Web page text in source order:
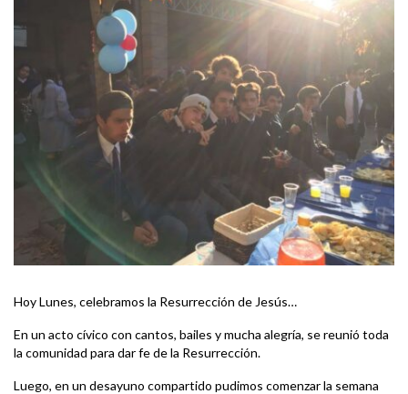
Hoy Lunes, celebramos la Resurrección de Jesús…
En un acto cívico con cantos, bailes y mucha alegría, se reunió toda
la comunidad para dar fe de la Resurrección.
Luego, en un desayuno compartido pudimos comenzar la semana